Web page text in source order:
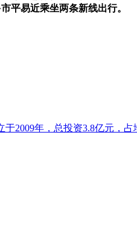
平易近乘坐两条新线出行。
2009年，总投资3.8亿元，占